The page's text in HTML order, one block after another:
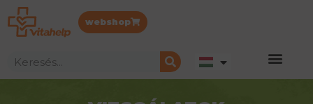
webshop